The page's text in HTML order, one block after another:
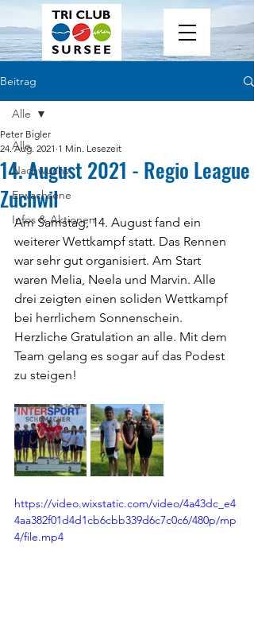
Beitrag
Alle
Nachwuchs
Erwachsene
Infos & Aktionen
Alle
14. August 2021 - Regio League
Zuchwil
Peter Bigler
24. Aug. 2021 1 Min. Lesezeit
Am Samstag, 14. August fand ein
weiterer Wettkampf statt. Das Rennen
war sehr gut organisiert. Am Start
waren Melia, Neela und Marvin. Alle
drei zeigten einen soliden Wettkampf
bei herrlichem Sonnenschein.
Herzliche Gratulation an alle. Mit dem
Team gelang es sogar auf das Podest
zu steigen!
https://video.wixstatic.com/video/4a43dc_e4
4aa382f01d4d1cb6cbb339d6c7c0c6/480p/mp
4/file.mp4